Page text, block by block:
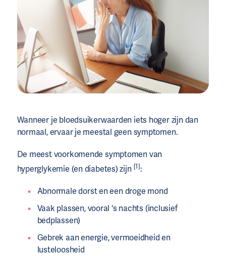
Wanneer je bloedsuikerwaarden iets hoger zijn dan
normaal, ervaar je meestal geen symptomen.
De meest voorkomende symptomen van
hyperglykemie (en diabetes) zijn [1]:
Abnormale dorst en een droge mond
Vaak plassen, vooral 's nachts (inclusief
bedplassen)
Gebrek aan energie, vermoeidheid en
lusteloosheid